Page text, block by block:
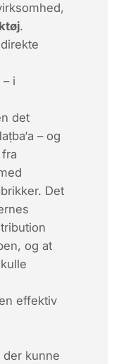
.
i
det
– og
Det
og at
effektiv
kunne